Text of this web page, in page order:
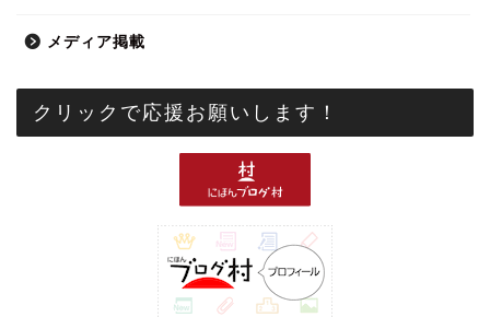
メディア掲載
クリックで応援お願いします！